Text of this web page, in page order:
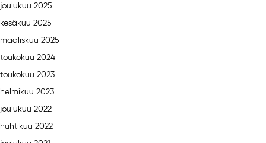
joulukuu 2025
kesäkuu 2025
maaliskuu 2025
toukokuu 2024
toukokuu 2023
helmikuu 2023
joulukuu 2022
huhtikuu 2022